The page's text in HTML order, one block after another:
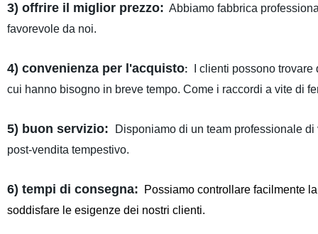
3) offrire il miglior prezzo: Abbiamo fabbrica
favorevole da noi.
4) convenienza per l'acquisto:
I clienti possono
cui hanno bisogno in breve tempo. Come i raccordi a vite di
5) buon servizio:
Disponiamo di un team professionale
post-vendita tempestivo.
6) tempi di consegna:
Possiamo controllare facilmente
soddisfare le esigenze dei nostri clienti.